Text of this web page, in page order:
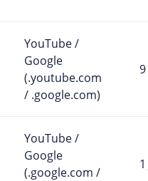
YouTube /
Google
(.youtube.com
/ .google.com)
YouTube /
Google
(.google.com /